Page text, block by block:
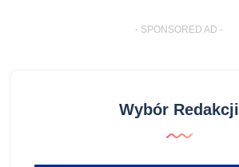
- SPONSORED AD -
Wybór Redakcji